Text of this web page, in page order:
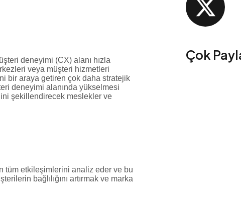
deneyimi (CX) alanı hızla
veya müşteri hizmetleri
bir araya getiren çok daha stratejik
deneyimi alanında yükselmesi
şekillendirecek meslekler ve
tüm etkileşimlerini analiz eder ve bu
bağlılığını artırmak ve marka
Çok